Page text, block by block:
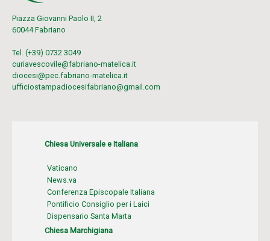
Piazza Giovanni Paolo II, 2
60044 Fabriano
Tel. (+39) 0732 3049
curiavescovile@fabriano-matelica.it
diocesi@pec.fabriano-matelica.it
ufficiostampadiocesifabriano@gmail.com
Chiesa Universale e Italiana
Vaticano
News.va
Conferenza Episcopale Italiana
Pontificio Consiglio per i Laici
Dispensario Santa Marta
Chiesa Marchigiana